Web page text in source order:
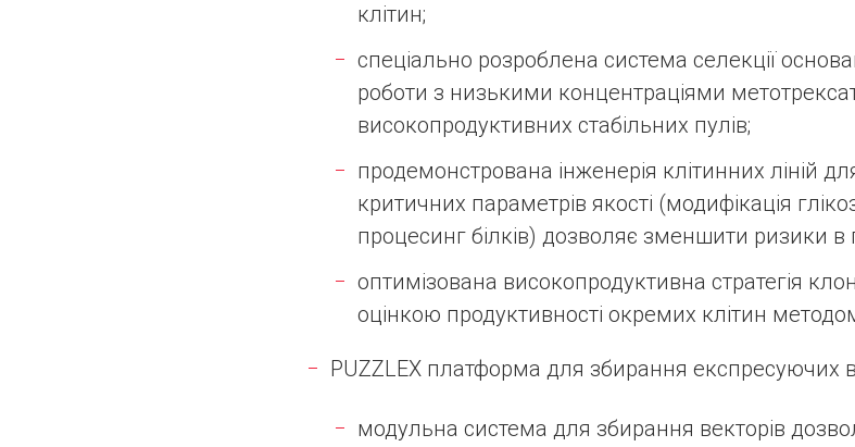
клітин;
спеціально розроблена система селекції
роботи з низькими концентраціями
високопродуктивних стабільних пулів;
продемонстрована інженерія клітинних ліній
критичних параметрів якості (модифікація
процесинг білків) дозволяє зменшити ризики в
оптимізована високопродуктивна стратегія
оцінкою продуктивності окремих клітин
PUZZLEX платформа для збирання експресуючих
модульна система для збирання векторів